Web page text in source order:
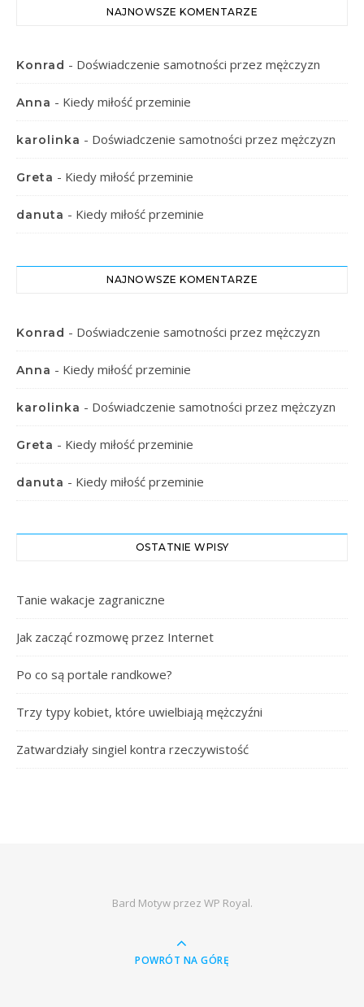
NAJNOWSZE KOMENTARZE
Konrad - Doświadczenie samotności przez mężczyzn
Anna - Kiedy miłość przeminie
karolinka - Doświadczenie samotności przez mężczyzn
Greta - Kiedy miłość przeminie
danuta - Kiedy miłość przeminie
NAJNOWSZE KOMENTARZE
Konrad - Doświadczenie samotności przez mężczyzn
Anna - Kiedy miłość przeminie
karolinka - Doświadczenie samotności przez mężczyzn
Greta - Kiedy miłość przeminie
danuta - Kiedy miłość przeminie
OSTATNIE WPISY
Tanie wakacje zagraniczne
Jak zacząć rozmowę przez Internet
Po co są portale randkowe?
Trzy typy kobiet, które uwielbiają mężczyźni
Zatwardziały singiel kontra rzeczywistość
Bard Motyw przez WP Royal.
POWRÓT NA GÓRĘ